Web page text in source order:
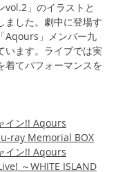
vol.2」のイラストと
ました。劇中に登場す
Aqours」メンバー九
います。ライブでは実
着てパフォーマンスを
イン!! Aqours
ray Memorial BOX
イン!! Aqours
～WHITE ISLAND